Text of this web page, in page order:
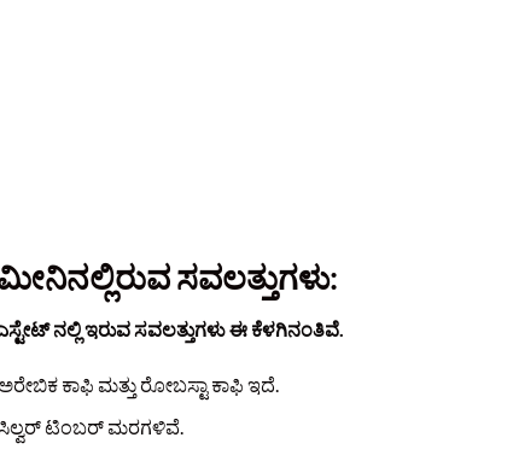
ಸವಲತ್ತುಗಳು:
ನಲ್ಲಿ ಇರುವ ಸವಲತ್ತುಗಳು ಈ ಕೆಳಗಿನಂತಿವೆ.
ಕಾಫಿ ಮತ್ತು ರೋಬಸ್ಟಾ ಕಾಫಿ ಇದೆ.
ಸಿಲ್ವರ್‌ ಟಿಂಬರ್‌ ಮರಗಳಿವೆ.